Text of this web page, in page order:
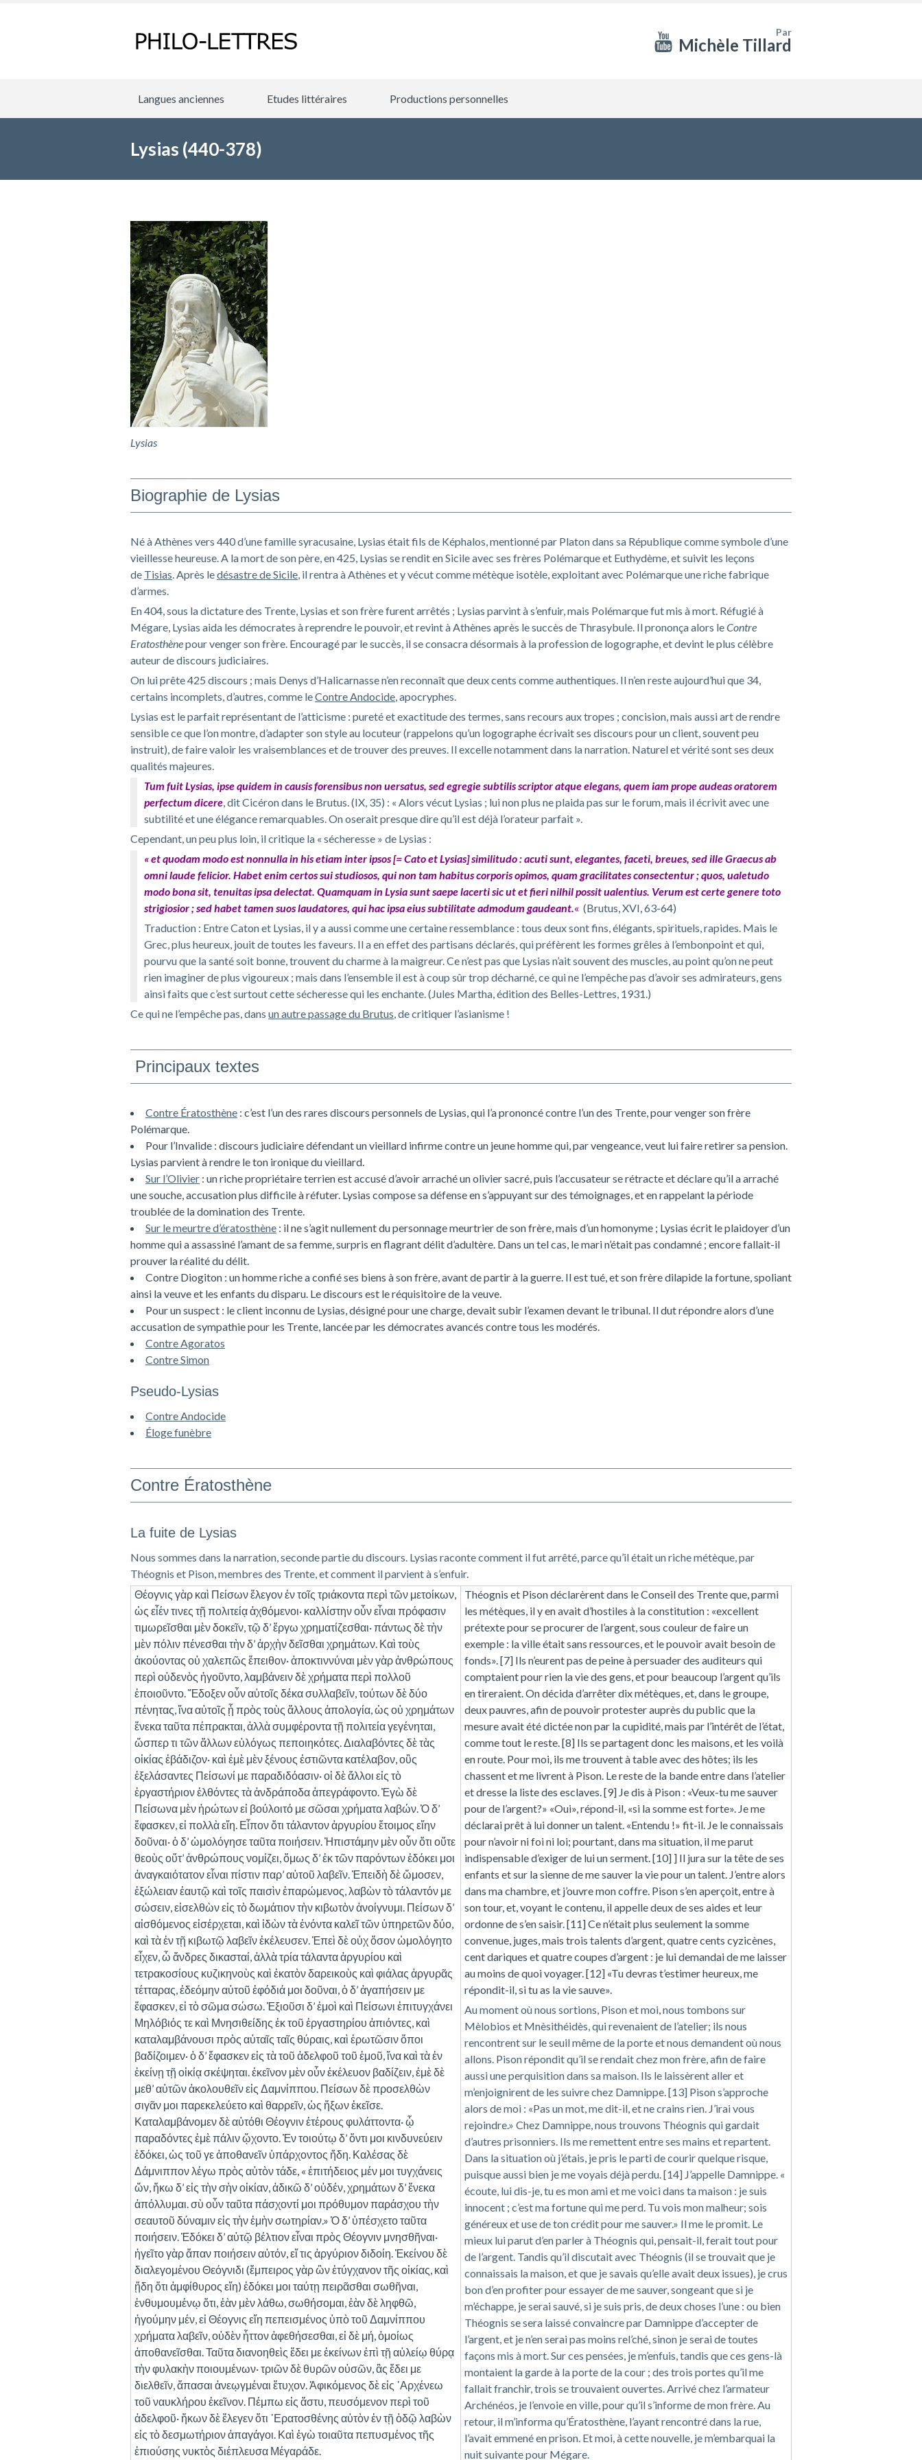
Par
Michèle Tillard
Langues anciennes Etudes littéraires Productions personnelles
Lysias (440-378)
Lysias
Biographie de Lysias
Né à Athènes vers 440 d’une famille syracusaine, Lysias était fils de Képhalos, mentionné par Platon dans sa République comme symbole d’une
vieillesse heureuse. A la mort de son père, en 425, Lysias se rendit en Sicile avec ses frères Polémarque et Euthydème, et suivit les leçons
de Tisias. Après ledésastre de Sicile, il rentra à Athènes et y vécut comme métèque isotèle, exploitant avec Polémarque une riche fabrique
d’armes.
En 404, sous la dictature des Trente, Lysias et son frère furent arrêtés ; Lysias parvint à s’enfuir, mais Polémarque fut mis à mort. Réfugié à
Mégare, Lysias aida les démocrates à reprendre le pouvoir, et revint à Athènes après le succès de Thrasybule. Il prononça alors leContre
Eratosthènepour venger son frère. Encouragé par le succès, il se consacra désormais à la profession de logographe, et devint le plus célèbre
auteur de discours judiciaires.
On lui prête 425 discours ; mais Denys d’Halicarnasse n’en reconnaît que deux cents comme authentiques. Il n’en reste aujourd’hui que 34,
certains incomplets, d’autres, comme leContre Andocide, apocryphes.
Lysias est le parfait représentant de l’atticisme : pureté et exactitude des termes, sans recours aux tropes ; concision, mais aussi art de rendre
sensible ce que l’on montre, d’adapter son style au locuteur (rappelons qu’un logographe écrivait ses discours pour un client, souvent peu
instruit), de faire valoir les vraisemblances et de trouver des preuves. Il excelle notamment dans la narration. Naturel et vérité sont ses deux
qualités majeures.
Tum fuit Lysias, ipse quidem in causis forensibus non uersatus, sed egregie subtilis scriptor atque elegans, quem iam prope audeas oratorem
perfectum dicere, dit Cicéron dans le Brutus. (IX, 35) : « Alors vécut Lysias ; lui non plus ne plaida pas sur le forum, mais il écrivit avec une
subtilité et une élégance remarquables. On oserait presque dire qu’il est déjà l’orateur parfait ».
Cependant, un peu plus loin, il critique la « sécheresse » de Lysias :
« et quodam modo est nonnulla in his etiam inter ipsos [= Cato et Lysias] similitudo : acuti sunt, elegantes, faceti, breues, sed ille Graecus ab
omni laude felicior. Habet enim certos sui studiosos, qui non tam habitus corporis opimos, quam gracilitates consectentur ; quos, ualetudo
modo bona sit, tenuitas ipsa delectat. Quamquam in Lysia sunt saepe lacerti sic ut et fieri nilhil possit ualentius. Verum est certe genere toto
strigiosior ; sed habet tamen suos laudatores, qui hac ipsa eius subtilitate admodum gaudeant.« (Brutus, XVI, 63-64)
Traduction : Entre Caton et Lysias, il y a aussi comme une certaine ressemblance : tous deux sont fins, élégants, spirituels, rapides. Mais le
Grec, plus heureux, jouit de toutes les faveurs. Il a en effet des partisans déclarés, qui préfèrent les formes grêles à l’embonpoint et qui,
pourvu que la santé soit bonne, trouvent du charme à la maigreur. Ce n’est pas que Lysias n’ait souvent des muscles, au point qu’on ne peut
rien imaginer de plus vigoureux ; mais dans l’ensemble il est à coup sûr trop décharné, ce qui ne l’empêche pas d’avoir ses admirateurs, gens
ainsi faits que c’est surtout cette sécheresse qui les enchante. (Jules Martha, édition des Belles-Lettres, 1931.)
Ce qui ne l’empêche pas, dans un autre passage du Brutus, de critiquer l’asianisme !
Principaux textes
Contre Ératosthène : c’est l’un des rares discours personnels de Lysias, qui l’a prononcé contre l’un des Trente, pour venger son frère
Polémarque.
Pour l’Invalide : discours judiciaire défendant un vieillard infirme contre un jeune homme qui, par vengeance, veut lui faire retirer sa pension.
Lysias parvient à rendre le ton ironique du vieillard.
Sur l’Olivier : un riche propriétaire terrien est accusé d’avoir arraché un olivier sacré, puis l’accusateur se rétracte et déclare qu’il a arraché
une souche, accusation plus difficile à réfuter. Lysias compose sa défense en s’appuyant sur des témoignages, et en rappelant la période
troublée de la domination des Trente.
Sur le meurtre d’ératosthène : il ne s’agit nullement du personnage meurtrier de son frère, mais d’un homonyme ; Lysias écrit le plaidoyer d’un
homme qui a assassiné l’amant de sa femme, surpris en flagrant délit d’adultère. Dans un tel cas, le mari n’était pas condamné ; encore fallait-il
prouver la réalité du délit.
Contre Diogiton : un homme riche a confié ses biens à son frère, avant de partir à la guerre. Il est tué, et son frère dilapide la fortune, spoliant
ainsi la veuve et les enfants du disparu. Le discours est le réquisitoire de la veuve.
Pour un suspect : le client inconnu de Lysias, désigné pour une charge, devait subir l’examen devant le tribunal. Il dut répondre alors d’une
accusation de sympathie pour les Trente, lancée par les démocrates avancés contre tous les modérés.
Contre Agoratos
Contre Simon
Pseudo-Lysias
Contre Andocide
Éloge funèbre
Contre Ératosthène
La fuite de Lysias
Nous sommes dans la narration, seconde partie du discours. Lysias raconte comment il fut arrêté, parce qu’il était un riche métèque, par
Théognis et Pison, membres des Trente, et comment il parvient à s’enfuir.
Θέογνις γὰρ καὶ Πείσων ἔλεγον ἐν τοῖς τριάκοντα περὶ τῶν μετοίκων,
ὡς εἶέν τινες τῇ πολιτείᾳ ἀχθόμενοι· καλλίστην οὖν εἶναι πρόφασιν
τιμωρεῖσθαι μὲν δοκεῖν, τῷ δ’ ἔργω χρηματίζεσθαι· πάντως δὲ τὴν
μὲν πόλιν πένεσθαι τὴν δ’ ἀρχὴν δεῖσθαι χρημάτων. Καὶ τοὺς
ἀκούοντας οὐ χαλεπῶς ἔπειθον· ἀποκτιννύναι μὲν γὰρ ἀνθρώπους
περὶ οὐδενὸς ἡγοῦντο, λαμβάνειν δὲ χρήματα περὶ πολλοῦ
ἐποιοῦντο. Ἔδοξεν οὖν αὐτοῖς δέκα συλλαβεῖν, τούτων δὲ δύο
πένητας, ἵνα αὐτοῖς ᾖ πρὸς τοὺς ἄλλους ἀπολογία, ὡς οὐ χρημάτων
ἕνεκα ταῦτα πέπρακται, ἀλλὰ συμφέροντα τῇ πολιτεία γεγένηται,
ὥσπερ τι τῶν ἄλλων εὐλόγως πεποιηκότες. Διαλαβόντες δὲ τὰς
οἰκίας ἐβάδιζον· καὶ ἐμὲ μὲν ξένους ἑστιῶντα κατέλαβον, οὓς
ἐξελάσαντες Πείσωνί με παραδιδόασιν· οἱ δὲ ἄλλοι εἰς τὸ
ἐργαστήριον ἐλθόντες τὰ ἀνδράποδα ἀπεγράφοντο. Ἐγὼ δὲ
Πείσωνα μὲν ἠρώτων εἰ βούλοιτό με σῶσαι χρήματα λαβών. Ὁ δ’
ἔφασκεν, εἰ πολλὰ εἴη. Εἶπον ὅτι τάλαντον ἀργυρίου ἕτοιμος εἴην
δοῦναι· ὁ δ’ ὡμολόγησε ταῦτα ποιήσειν. Ἠπιστάμην μὲν οὖν ὅτι οὔτε
θεοὺς οὔτ’ ἀνθρώπους νομίζει, ὅμως δ’ ἐκ τῶν παρόντων ἐδόκει μοι
ἀναγκαιότατον εἶναι πίστιν παρ’ αὐτοῦ λαβεῖν. Ἐπειδὴ δὲ ὤμοσεν,
ἐξώλειαν ἑαυτῷ καὶ τοῖς παισὶν ἐπαρώμενος, λαβὼν τὸ τάλαντόν με
σώσειν, εἰσελθὼν εἰς τὸ δωμάτιον τὴν κιβωτὸν ἀνοίγνυμι. Πείσων δ’
αἰσθόμενος εἰσέρχεται, καὶ ἰδὼν τὰ ἐνόντα καλεῖ τῶν ὑπηρετῶν δύο,
καὶ τὰ ἐν τῇ κιβωτῷ λαβεῖν ἐκέλευσεν. Ἐπεὶ δὲ οὐχ ὅσον ὡμολόγητο
εἶχεν, ὦ ἄνδρες δικασταί, ἀλλὰ τρία τάλαντα ἀργυρίου καὶ
τετρακοσίους κυζικηνοὺς καὶ ἑκατὸν δαρεικοὺς καὶ φιάλας ἀργυρᾶς
τέτταρας, ἐδεόμην αὐτοῦ ἐφόδιά μοι δοῦναι, ὁ δ’ ἀγαπήσειν με
ἔφασκεν, εἰ τὸ σῶμα σώσω. Ἐξιοῦσι δ’ ἐμοὶ καὶ Πείσωνι ἐπιτυγχάνει
Μηλόβιός τε καὶ Μνησιθείδης ἐκ τοῦ ἐργαστηρίου ἀπιόντες, καὶ
καταλαμβάνουσι πρὸς αὐταῖς ταῖς θύραις, καὶ ἐρωτῶσιν ὅποι
βαδίζοιμεν· ὁ δ’ ἔφασκεν εἰς τὰ τοῦ ἀδελφοῦ τοῦ ἐμοῦ, ἵνα καὶ τὰ ἐν
ἐκείνῃ τῇ οἰκίᾳ σκέψηται. ἐκεῖνον μὲν οὖν ἐκέλευον βαδίζειν, ἐμὲ δὲ
μεθ’ αὑτῶν ἀκολουθεῖν εἰς Δαμνίππου. Πείσων δὲ προσελθὼν
σιγᾶν μοι παρεκελεύετο καὶ θαρρεῖν, ὡς ἥξων ἐκεῖσε.
Καταλαμβάνομεν δὲ αὐτόθι Θέογνιν ἑτέρους φυλάττοντα· ᾧ
παραδόντες ἐμὲ πάλιν ᾤχοντο. Ἐν τοιούτῳ δ’ ὄντι μοι κινδυνεύειν
ἐδόκει, ὡς τοῦ γε ἀποθανεῖν ὑπάρχοντος ἤδη. Καλέσας δὲ
Δάμνιππον λέγω πρὸς αὐτὸν τάδε, « ἐπιτήδειος μέν μοι τυγχάνεις
ὤν, ἥκω δ’ εἰς τὴν σὴν οἰκίαν, ἀδικῶ δ’ οὐδέν, χρημάτων δ’ ἕνεκα
ἀπόλλυμαι. σὺ οὖν ταῦτα πάσχοντί μοι πρόθυμον παράσχου τὴν
σεαυτοῦ δύναμιν εἰς τὴν ἐμὴν σωτηρίαν.» Ὁ δ’ ὑπέσχετο ταῦτα
ποιήσειν. Ἐδόκει δ’ αὐτῷ βέλτιον εἶναι πρὸς Θέογνιν μνησθῆναι·
ἡγεῖτο γὰρ ἅπαν ποιήσειν αὐτόν, εἴ τις ἀργύριον διδοίη. Ἐκείνου δὲ
διαλεγομένου Θεόγνιδι (ἔμπειρος γὰρ ὢν ἐτύγχανον τῆς οἰκίας, καὶ
ᾔδη ὅτι ἀμφίθυρος εἴη) ἐδόκει μοι ταύτῃ πειρᾶσθαι σωθῆναι,
ἐνθυμουμένῳ ὅτι, ἐὰν μὲν λάθω, σωθήσομαι, ἐὰν δὲ ληφθῶ,
ἡγούμην μέν, εἰ Θέογνις εἴη πεπεισμένος ὑπὸ τοῦ Δαμνίππου
χρήματα λαβεῖν, οὐδὲν ἧττον ἀφεθήσεσθαι, εἰ δὲ μή, ὁμοίως
ἀποθανεῖσθαι. Ταῦτα διανοηθεὶς ἔδει με ἐκείνων ἐπὶ τῇ αὐλείῳ θύρᾳ
τὴν φυλακὴν ποιουμένων· τριῶν δὲ θυρῶν οὐσῶν, ἃς ἔδει με
διελθεῖν, ἅπασαι ἀνεῳγμέναι ἔτυχον. Ἀφικόμενος δὲ εἰς ᾿Αρχένεω
τοῦ ναυκλήρου ἐκεῖνον. Πέμπω εἰς ἄστυ, πευσόμενον περὶ τοῦ
ἀδελφοῦ· ἥκων δὲ ἔλεγεν ὅτι ᾿Ερατοσθένης αὐτὸν ἐν τῇ ὁδῷ λαβὼν
εἰς τὸ δεσμωτήριον ἀπαγάγοι. Καὶ ἐγὼ τοιαῦτα πεπυσμένος τῆς
ἐπιούσης νυκτὸς διέπλευσα Μέγαράδε.
Théognis et Pison déclarèrent dans le Conseil des Trente que, parmi
les métèques, il y en avait d’hostiles à la constitution : «excellent
prétexte pour se procurer de l’argent, sous couleur de faire un
exemple : la ville était sans ressources, et le pouvoir avait besoin de
fonds». [7] Ils n’eurent pas de peine à persuader des auditeurs qui
comptaient pour rien la vie des gens, et pour beaucoup l’argent qu’ils
en tireraient. On décida d’arrêter dix métèques, et, dans le groupe,
deux pauvres, afin de pouvoir protester auprès du public que la
mesure avait été dictée non par la cupidité, mais par l’intérêt de l’état,
comme tout le reste. [8] Ils se partagent donc les maisons, et les voilà
en route. Pour moi, ils me trouvent à table avec des hôtes; ils les
chassent et me livrent à Pison. Le reste de la bande entre dans l’atelier
et dresse la liste des esclaves. [9] Je dis à Pison : «Veux-tu me sauver
pour de l’argent?» «Oui», répond-il, «si la somme est forte». Je me
déclarai prêt à lui donner un talent. «Entendu !» fit-il. Je le connaissais
pour n’avoir ni foi ni loi; pourtant, dans ma situation, il me parut
indispensable d’exiger de lui un serment. [10] ] Il jura sur la tête de ses
enfants et sur la sienne de me sauver la vie pour un talent. J’entre alors
dans ma chambre, et j’ouvre mon coffre. Pison s’en aperçoit, entre à
son tour, et, voyant le contenu, il appelle deux de ses aides et leur
ordonne de s’en saisir. [11] Ce n’était plus seulement la somme
convenue, juges, mais trois talents d’argent, quatre cents cyzicènes,
cent dariques et quatre coupes d’argent : je lui demandai de me laisser
au moins de quoi voyager. [12] «Tu devras t’estimer heureux, me
répondit-il, si tu as la vie sauve».
Au moment où nous sortions, Pison et moi, nous tombons sur
Mèlobios et Mnèsithéidès, qui revenaient de l’atelier; ils nous
rencontrent sur le seuil même de la porte et nous demandent où nous
allons. Pison répondit qu’il se rendait chez mon frère, afin de faire
aussi une perquisition dans sa maison. Ils le laissèrent aller et
m’enjoignirent de les suivre chez Damnippe. [13] Pison s’approche
alors de moi : «Pas un mot, me dit-il, et ne crains rien. J’irai vous
rejoindre.» Chez Damnippe, nous trouvons Théognis qui gardait
d’autres prisonniers. Ils me remettent entre ses mains et repartent.
Dans la situation où j’étais, je pris le parti de courir quelque risque,
puisque aussi bien je me voyais déjà perdu. [14] J’appelle Damnippe. «
écoute, lui dis-je, tu es mon ami et me voici dans ta maison : je suis
innocent ; c’est ma fortune qui me perd. Tu vois mon malheur; sois
généreux et use de ton crédit pour me sauver.» Il me le promit. Le
mieux lui parut d’en parler à Théognis qui, pensait-il, ferait tout pour
de l’argent. Tandis qu’il discutait avec Théognis (il se trouvait que je
connaissais la maison, et que je savais qu’elle avait deux issues), je crus
bon d’en profiter pour essayer de me sauver, songeant que si je
m’échappe, je serai sauvé, si je suis pris, de deux choses l’une : ou bien
Théognis se sera laissé convaincre par Damnippe d’accepter de
l’argent, et je n’en serai pas moins rel’ché, sinon je serai de toutes
façons mis à mort. Sur ces pensées, je m’enfuis, tandis que ces gens-là
montaient la garde à la porte de la cour ; des trois portes qu’il me
fallait franchir, trois se trouvaient ouvertes. Arrivé chez l’armateur
Archénéos, je l’envoie en ville, pour qu’il s’informe de mon frère. Au
retour, il m’informa qu’Ératosthène, l’ayant rencontré dans la rue,
l’avait emmené en prison. Et moi, à cette nouvelle, je m’embarquai la
nuit suivante pour Mégare.